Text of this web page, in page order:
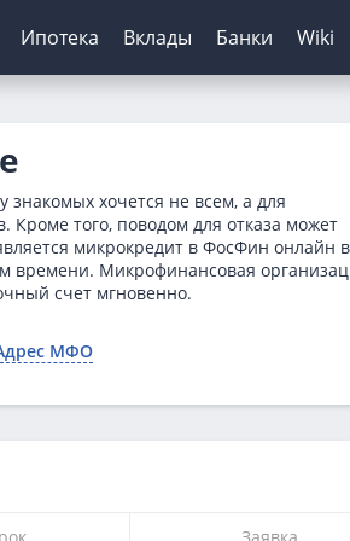
Архив ЦБ РФ
Курс доллара ЦБ
Курс евро ЦБ
Без первого взноса
На авто с пробегом
С плохой историей
С кэшбэком
Монеткин
До зарплаты
Creditplus
Ипотека Вклады
Калькулятор вкладов
Банки Wiki
хочется не всем, а для
Кроме того, поводом для отказа может
микрокредит в ФосФин онлайн в
времени. Микрофинансовая
счет мгновенно.
МФО